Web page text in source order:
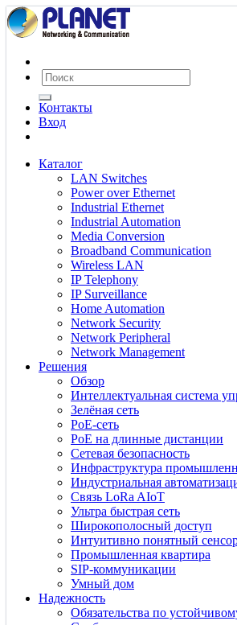
Контакты
Вход
Каталог
LAN Switches
Power over Ethernet
Industrial Ethernet
Industrial Automation
Media Conversion
Broadband Communication
Wireless LAN
IP Telephony
IP Surveillance
Home Automation
Network Security
Network Peripheral
Network Management
Решения
Обзор
Интеллектуальная система
Зелёная сеть
PoE-сеть
PoE на длинные дистанции
Сетевая безопасность
Инфраструктура
Индустриальная
Связь LoRa AIoT
Ультра быстрая сеть
Широкополосный доступ
Интуитивно понятный
Промышленная квартира
SIP-коммуникации
Умный дом
Надежность
Обязательства по